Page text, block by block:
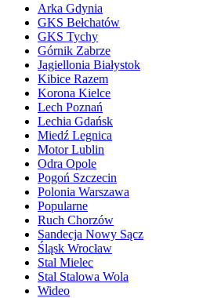
Arka Gdynia
GKS Bełchatów
GKS Tychy
Górnik Zabrze
Jagiellonia Białystok
Kibice Razem
Korona Kielce
Lech Poznań
Lechia Gdańsk
Miedź Legnica
Motor Lublin
Odra Opole
Pogoń Szczecin
Polonia Warszawa
Popularne
Ruch Chorzów
Sandecja Nowy Sącz
Śląsk Wrocław
Stal Mielec
Stal Stalowa Wola
Wideo